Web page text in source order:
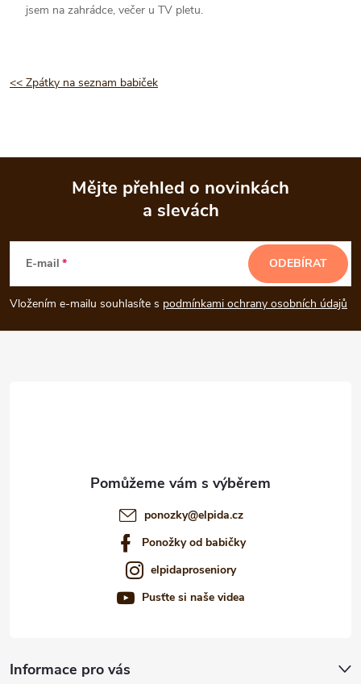
jsem na zahrádce, večer u TV pletu.
<< Zpátky na seznam babiček
p
a
Mějte přehled o novinkách
a slevách
E-mail
Vložením e-mailu souhlasíte s podmínkami ochrany osobních údajů
ODEBÍRAT
ponozky@elpida.cz
Ponožky od babičky
elpidaproseniory
Pusťte si naše videa
Informace pro vás